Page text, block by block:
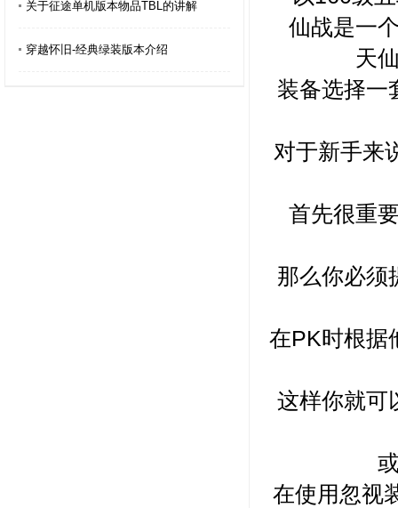
关于征途单机版本物品TBL的讲解
穿越怀旧-经典绿装版本介绍
仙战是一
天
装备选择一
对于新手来
首先很重
那么你必须
在PK时根据
这样你就可
在使用忽视